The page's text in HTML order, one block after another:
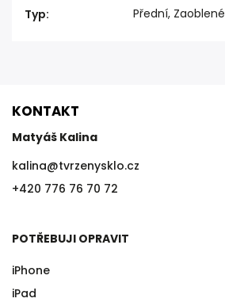
Typ: Přední, Zaoblené
KONTAKT
Matyáš Kalina
kalina@tvrzenysklo.cz
+420 776 76 70 72
POTŘEBUJI OPRAVIT
iPhone
iPad